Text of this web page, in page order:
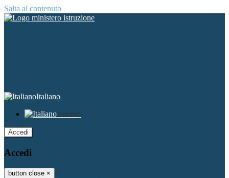
Salta al contenuto
Italiano
Italiano
Accedi
Accedi
button close ×